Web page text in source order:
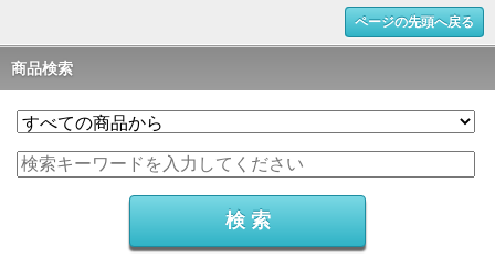
ページの先頭へ戻る
商品検索